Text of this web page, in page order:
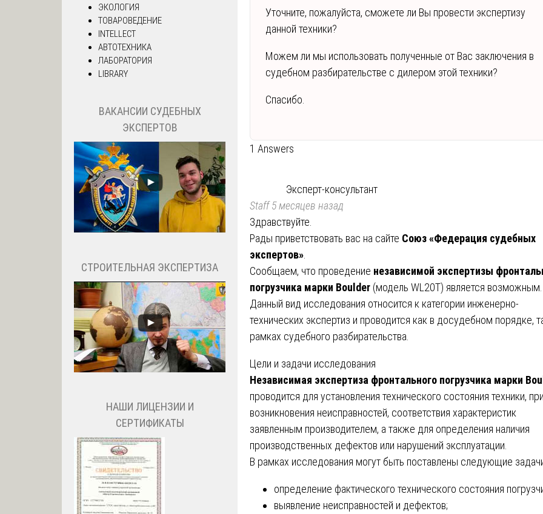
Уточните, пожалуйста, сможете ли Вы провести экспертизу
данной техники?
Можем ли мы использовать полученные от Вас заключения в
судебном разбирательстве с дилером этой техники?
Спасибо.
1 Answers
Эксперт-консультант
Staff5 месяцев назад
Здравствуйте.
Рады приветствовать вас на сайте Союз «Федерация судебных
экспертов»
Сообщаем, что проведение независимой экспертизы
погрузчика марки Boulder (модель WL20T) является возможным.
Данный вид исследования относится к категории инженерно-
технических экспертиз и проводится как в досудебном порядке,
рамках судебного разбирательства.
Цели и задачи исследования
Независимая экспертиза фронтального погрузчика марки
проводится для установления технического состояния техники,
возникновения неисправностей, соответствия характеристик
заявленным производителем, а также для определения наличия
производственных дефектов или нарушений эксплуатации.
В рамках исследования могут быть поставлены следующие
определение фактического технического состояния
выявление неисправностей и дефектов;
ЭКОЛОГИЯ
ТОВАРОВЕДЕНИЕ
INTELLECT
АВТОТЕХНИКА
ЛАБОРАТОРИЯ
LIBRARY
ВАКАНСИИ СУДЕБНЫХ
ЭКСПЕРТОВ
СТРОИТЕЛЬНАЯ ЭКСПЕРТИЗА
НАШИ ЛИЦЕНЗИИ И
СЕРТИФИКАТЫ